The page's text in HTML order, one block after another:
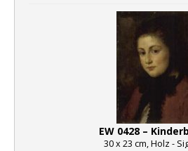
EW 0428 –
30 x 23 cm, Holz -